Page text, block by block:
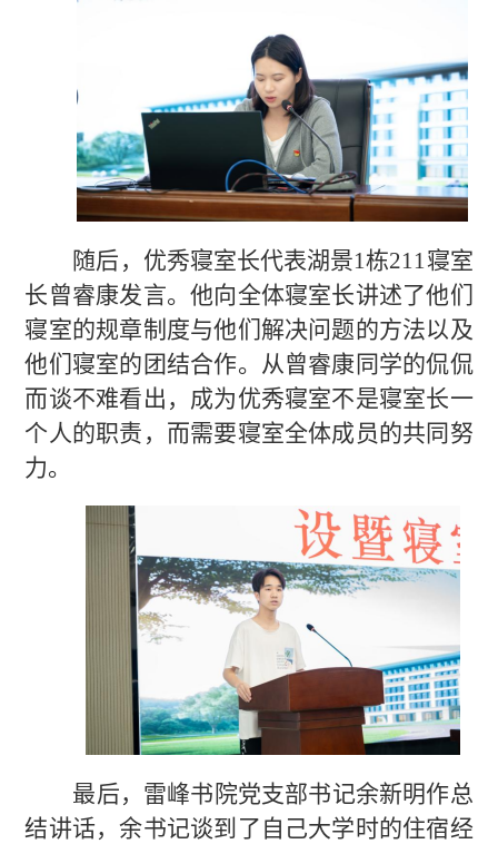
随后， 优秀寝室长代表湖景1栋211寝室
长曾睿康发言。他向全体寝室长讲述了他们
寝室的规章制度与他们解决问题的方法以及
他们寝室的 团结合作。从曾睿康同学的侃侃
而谈不难看出， 成为优秀寝室不是寝室长一
个人的职责，而需要寝室全体成员的共同努
力。
最后， 雷峰书院党支部书记余新明作总
结讲话，余书记谈到了自己大学时的住宿经